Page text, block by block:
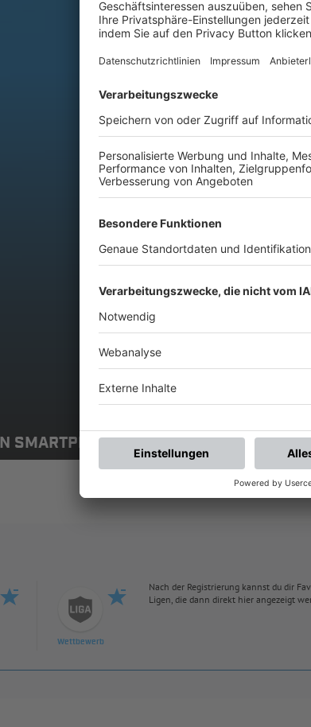
SMARTPHONE: ABONNIERE DEN BFV-
Wettbewerb
Nach der Registrierung kannst du dir
Ligen, die dann direkt hier angezeigt